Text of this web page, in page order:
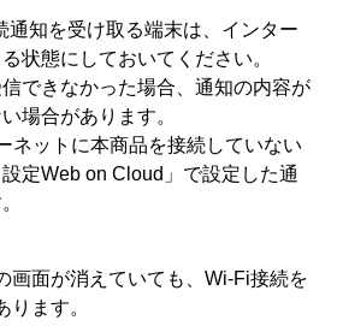
通知を受け取る端末は、インター
状態にしておいてください。
できなかった場合、通知の内容が
場合があります。
ネットに本商品を接続していない
定Web on Cloud」で設定した通
画面が消えていても、Wi-Fi接続を
ります。